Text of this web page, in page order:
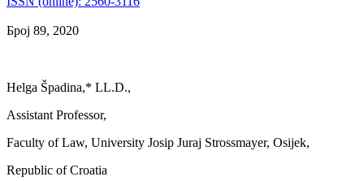
Број 89, 2020
Helga Špadina,* LL.D.,
Assistant Professor,
Faculty of Law, University Josip Juraj Strossmayer, Osijek,
Republic of Croatia